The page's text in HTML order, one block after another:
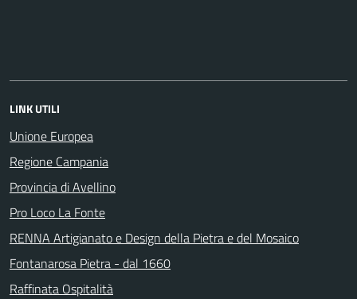
LINK UTILI
Unione Europea
Regione Campania
Provincia di Avellino
Pro Loco La Fonte
RENNA Artigianato e Design della Pietra e del Mosaico
Fontanarosa Pietra - dal 1660
Raffinata Ospitalità